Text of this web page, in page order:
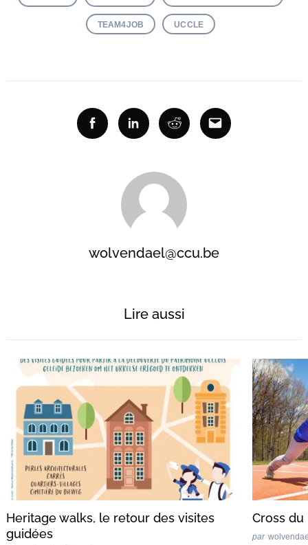
TEAM4JOB UCCLE
FacebookLinkedinRedditEmail
wolvendael@ccu.be
Lire aussi
Heritage walks, le retour des visites
guidées
Cross du
par